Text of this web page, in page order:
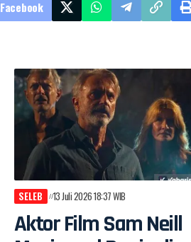
Facebook
SELEB 13 Juli 2026 18:37 WIB
Aktor Film Sam Neill